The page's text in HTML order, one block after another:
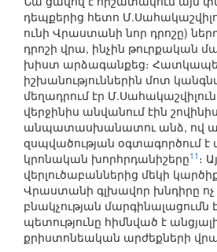
դեպքերից հետո
ունի Վրաստանի նոր դրոշը)
դրոշի վրա, ինչին թուրքական
խիստ արձագանքեց։
իշխանություններին մոտ
մեղադրում էր
վերջինիս անվանում էին
անպատասխանատու անձ, ով
զսպվածության օգտագործում
կրոնական խորհրդանիշերը11 ։
վերլուծաբաններից մեկի
Վրաստանի գլխավոր խնդիրը ոչ
բնակչության մարգինալացումն
պետությունը հիմնված է
քրիստոնեական արժեքների